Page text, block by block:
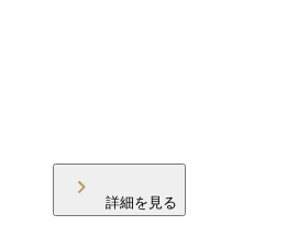
詳細を見る